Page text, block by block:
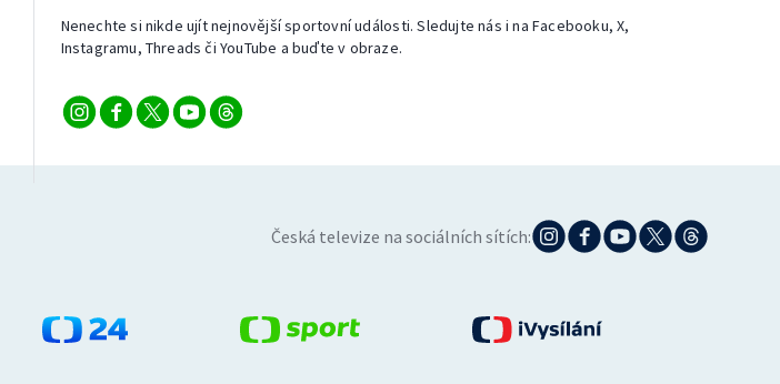
Nenechte si nikde ujít nejnovější sportovní události. Sledujte nás i na Facebooku, X,
Instagramu, Threads či YouTube a buďte v obraze.
Česká televize na sociálních sítích: